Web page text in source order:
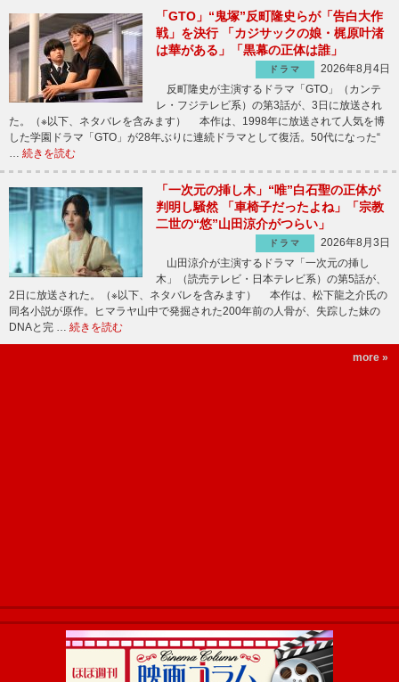
「GTO」“鬼塚”反町隆史らが「告白大作
戦」を決行 「カジサックの娘・梶原叶渚
は華がある」「黒幕の正体は誰」
ドラマ
2026年8月4日
反町隆史が主演するドラマ「GTO」（カンテ
レ・フジテレビ系）の第3話が、3日に放送され
た。（※以下、ネタバレを含みます） 本作は、1998年に放送されて人気を博
した学園ドラマ「GTO」が28年ぶりに連続ドラマとして復活。50代になった“
続きを読む
「一次元の挿し木」“唯”白石聖の正体が
判明し騒然 「車椅子だったよね」「宗教
二世の“悠”山田涼介がつらい」
ドラマ
2026年8月3日
山田涼介が主演するドラマ「一次元の挿し
木」（読売テレビ・日本テレビ系）の第5話が、
2日に放送された。（※以下、ネタバレを含みます） 本作は、松下龍之介氏の
同名小説が原作。ヒマラヤ山中で発掘された200年前の人骨が、失踪した妹の
DNAと完 … 続きを読む
more »